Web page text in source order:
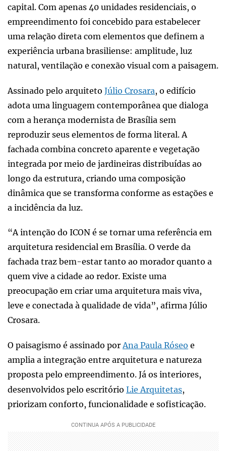
capital. Com apenas 40 unidades residenciais, o
empreendimento foi concebido para estabelecer
uma relação direta com elementos que definem a
experiência urbana brasiliense: amplitude, luz
natural, ventilação e conexão visual com a paisagem.
Assinado pelo arquiteto Júlio Crosara, o edifício
adota uma linguagem contemporânea que dialoga
com a herança modernista de Brasília sem
reproduzir seus elementos de forma literal. A
fachada combina concreto aparente e vegetação
integrada por meio de jardineiras distribuídas ao
longo da estrutura, criando uma composição
dinâmica que se transforma conforme as estações e
a incidência da luz.
“A intenção do ICON é se tornar uma referência em
arquitetura residencial em Brasília. O verde da
fachada traz bem-estar tanto ao morador quanto a
quem vive a cidade ao redor. Existe uma
preocupação em criar uma arquitetura mais viva,
leve e conectada à qualidade de vida”, afirma Júlio
Crosara.
O paisagismo é assinado por Ana Paula Róseo e
amplia a integração entre arquitetura e natureza
proposta pelo empreendimento. Já os interiores,
desenvolvidos pelo escritório Lie Arquitetas,
priorizam conforto, funcionalidade e sofisticação.